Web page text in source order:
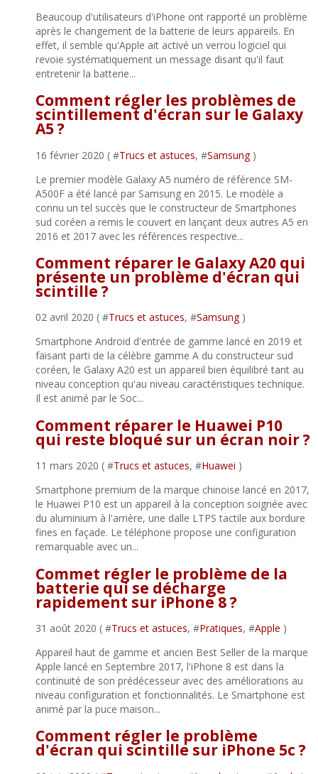
Beaucoup d'utilisateurs d'iPhone ont rapporté un problème
après le changement de la batterie de leurs appareils. En
effet, il semble qu'Apple ait activé un verrou logiciel qui
revoie systématiquement un message disant qu'il faut
entretenir la batterie...
Comment régler les problèmes de
scintillement d'écran sur le Galaxy
A5 ?
16 février 2020 ( #Trucs et astuces, #Samsung)
Le premier modèle Galaxy A5 numéro de référence SM-
A500F a été lancé par Samsung en 2015. Le modèle a
connu un tel succès que le constructeur de Smartphones
sud coréen a remis le couvert en lançant deux autres A5 en
2016 et 2017 avec les références respective...
Comment réparer le Galaxy A20 qui
présente un problème d'écran qui
scintille ?
02 avril 2020 ( #Trucs et astuces, #Samsung)
Smartphone Android d'entrée de gamme lancé en 2019 et
faisant parti de la célèbre gamme A du constructeur sud
coréen, le Galaxy A20 est un appareil bien équilibré tant au
niveau conception qu'au niveau caractéristiques technique.
Il est animé par le Soc...
Comment réparer le Huawei P10
qui reste bloqué sur un écran noir ?
11 mars 2020 ( #Trucs et astuces, #Huawei )
Smartphone premium de la marque chinoise lancé en 2017,
le Huawei P10 est un appareil à la conception soignée avec
du aluminium à l'arrière, une dalle LTPS tactile aux bordure
fines en façade. Le téléphone propose une configuration
remarquable avec un...
Commet régler le problème de la
batterie qui se décharge
rapidement sur iPhone 8 ?
31 août 2020 ( #Trucs et astuces, #Pratiques, #Apple )
Appareil haut de gamme et ancien Best Seller de la marque
Apple lancé en Septembre 2017, l'iPhone 8 est dans la
continuité de son prédécesseur avec des améliorations au
niveau configuration et fonctionnalités. Le Smartphone est
animé par la puce maison...
Comment régler le problème
d'écran qui scintille sur iPhone 5c ?